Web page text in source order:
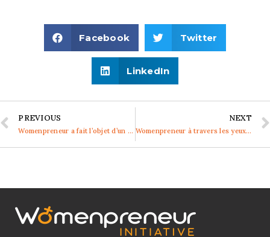
Facebook Twitter
LinkedIn
PREVIOUS
Womenpreneur a fait l’objet d’un article sur les filles et les femmes dans les TIC
NEXT
Womenpreneur à travers les yeux de la RTBF